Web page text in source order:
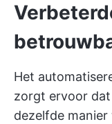
Het
zorgt ervoor
dezelfde